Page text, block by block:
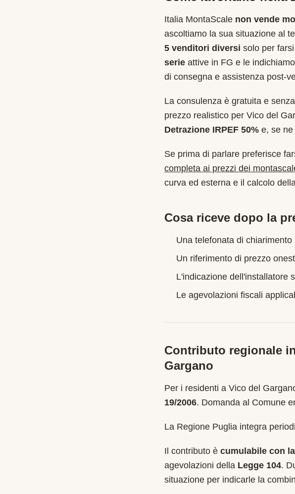
Italia MontaScale non vende
ascoltiamo la sua situazione al
5 venditori diversi solo per
serie attive in FG e le
di consegna e assistenza post-
La consulenza è gratuita e
prezzo realistico per Vico del
Detrazione IRPEF 50% e, se ne
Se prima di parlare preferisce
completa ai prezzi dei
curva ed esterna e il calcolo
Cosa riceve dopo la
Una telefonata di
Un riferimento di prezzo
L'indicazione dell'installatore
Le agevolazioni fiscali
Contributo regionale
Gargano
Per i residenti a Vico del
19/2006. Domanda al Comune
La Regione Puglia integra
Il contributo è cumulabile con
agevolazioni della Legge 104.
situazione per indicarle la